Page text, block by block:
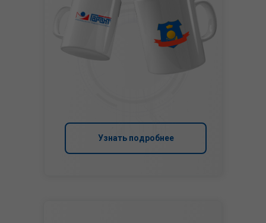
Узнать подробнее